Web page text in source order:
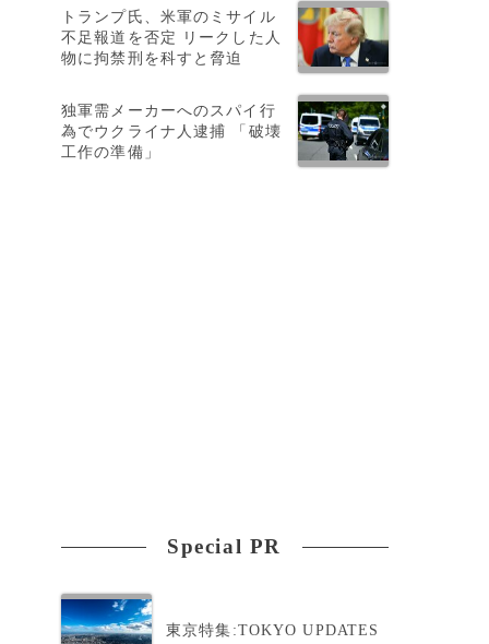
トランプ氏、米軍のミサイル
不足報道を否定 リークした人
物に拘禁刑を科すと脅迫
独軍需メーカーへのスパイ行
為でウクライナ人逮捕 「破壊
工作の準備」
Special PR
東京特集:TOKYO UPDATES